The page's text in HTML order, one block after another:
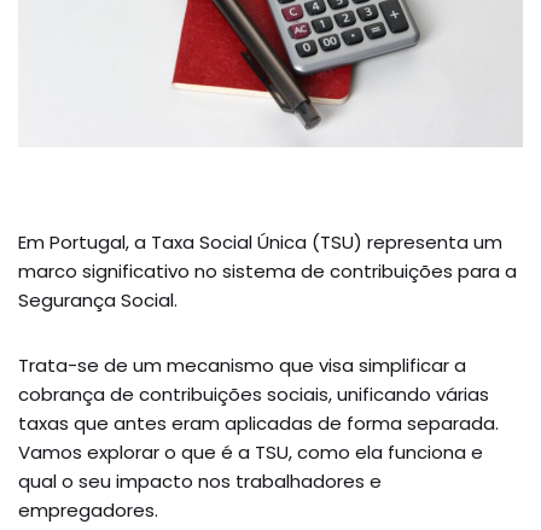
Em Portugal, a Taxa Social Única (TSU) representa um
marco significativo no sistema de contribuições para a
Segurança Social.
Trata-se de um mecanismo que visa simplificar a
cobrança de contribuições sociais, unificando várias
taxas que antes eram aplicadas de forma separada.
Vamos explorar o que é a TSU, como ela funciona e
qual o seu impacto nos trabalhadores e
empregadores.